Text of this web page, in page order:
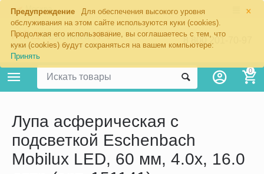
×
Предупреждение
Для обеспечения высокого уровня
обслуживания на этом сайте используются куки (cookies).
Продолжая его использование, вы соглашаетесь с тем, что
куки (cookies) будут сохраняться на вашем компьютере:
Принять
Москва
8 800 201-70-97
0
Лупа асферическая с
подсветкой Eschenbach
Mobilux LED, 60 мм, 4.0х, 16.0